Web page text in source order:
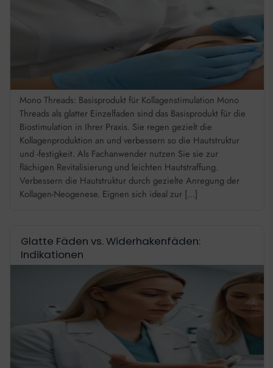
Mono Threads: Basisprodukt für Kollagenstimulation Mono
Threads als glatter Einzelfaden sind das Basisprodukt für die
Biostimulation in Ihrer Praxis. Sie regen gezielt die
Kollagenproduktion an und verbessern so die Hautstruktur
und -festigkeit. Als Fachanwender nutzen Sie sie zur
flächigen Revitalisierung und leichten Hautstraffung.
Verbessern die Hautstruktur durch gezielte Anregung der
Kollagen-Neogenese. Eignen sich ideal zur […]
Glatte Fäden vs. Widerhakenfäden:
Indikationen